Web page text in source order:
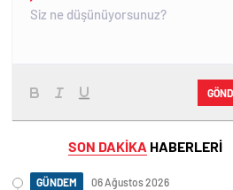
SON DAKİKA HABERLERİ
GÜNDEM 06 Ağustos 2026